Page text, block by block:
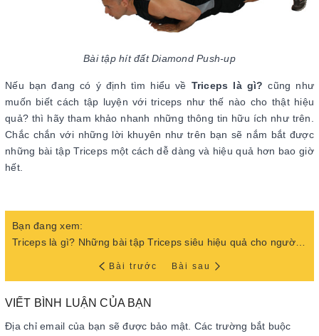
Bài tập hít đất Diamond Push-up
Nếu bạn đang có ý định tìm hiểu về Triceps là gì? cũng như
muốn biết cách tập luyện với triceps như thế nào cho thật hiệu
quả? thì hãy tham khảo nhanh những thông tin hữu ích như trên.
Chắc chắn với những lời khuyên như trên bạn sẽ nắm bắt được
những bài tập Triceps một cách dễ dàng và hiệu quả hơn bao giờ
hết.
Bạn đang xem:
Triceps là gì? Những bài tập Triceps siêu hiệu quả cho người mới
Bài trước Bài sau
VIẾT BÌNH LUẬN CỦA BẠN
Địa chỉ email của bạn sẽ được bảo mật. Các trường bắt buộc